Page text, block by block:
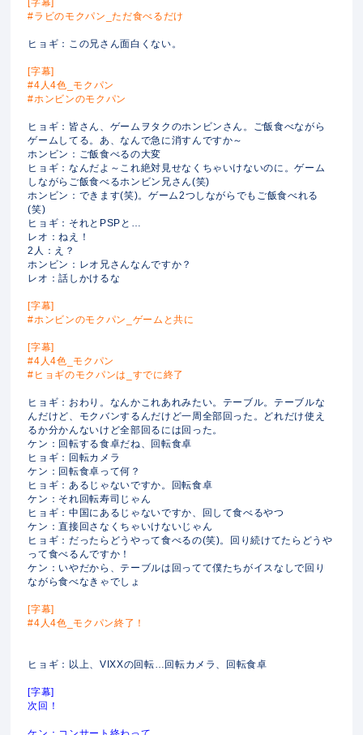
#ラビのモクパン_ただ食べるだけ
ヒョギ：この兄さん面白くない。
[字幕]
#4人4色_モクパン
#ホンビンのモクパン
ヒョギ：皆さん、ゲームヲタクのホンビンさん。ご飯食べながら
ゲームしてる。あ、なんで急に消すんですか～
ホンビン：ご飯食べるの大変
ヒョギ：なんだよ～これ絶対見せなくちゃいけないのに。ゲーム
しながらご飯食べるホンビン兄さん(笑)
ホンビン：できます(笑)。ゲーム2つしながらでもご飯食べれる
(笑)
ヒョギ：それとPSPと…
レオ：ねえ！
2人：え？
ホンビン：レオ兄さんなんですか？
レオ：話しかけるな
[字幕]
#ホンビンのモクパン_ゲームと共に
[字幕]
#4人4色_モクパン
#ヒョギのモクパンは_すでに終了
ヒョギ：おわり。なんかこれあれみたい。テーブル。テーブルな
んだけど、モクバンするんだけど一周全部回った。どれだけ使え
るか分かんないけど全部回るには回った。
ケン：回転する食卓だね、回転食卓
ヒョギ：回転カメラ
ケン：回転食卓って何？
ヒョギ：あるじゃないですか。回転食卓
ケン：それ回転寿司じゃん
ヒョギ：中国にあるじゃないですか、回して食べるやつ
ケン：直接回さなくちゃいけないじゃん
ヒョギ：だったらどうやって食べるの(笑)。回り続けてたらどうや
って食べるんですか！
ケン：いやだから、テーブルは回ってて僕たちがイスなしで回り
ながら食べなきゃでしょ
[字幕]
#4人4色_モクパン終了！
ヒョギ：以上、VIXXの回転…回転カメラ、回転食卓
[字幕]
次回！
ケン：コンサート終わって…